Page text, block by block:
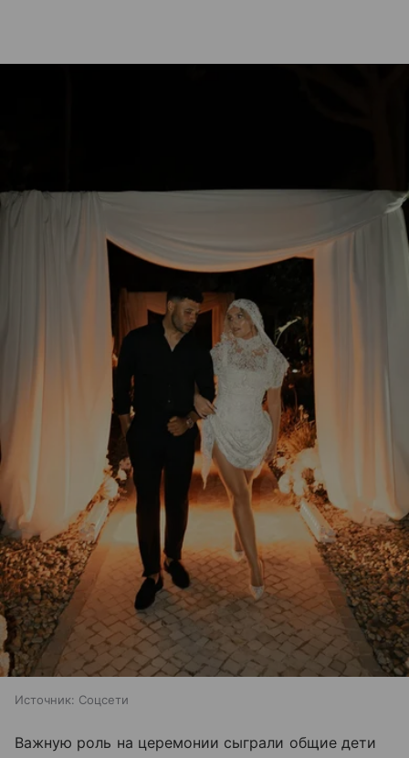
Источник: Соцсети
Важную роль на церемонии сыграли общие дети